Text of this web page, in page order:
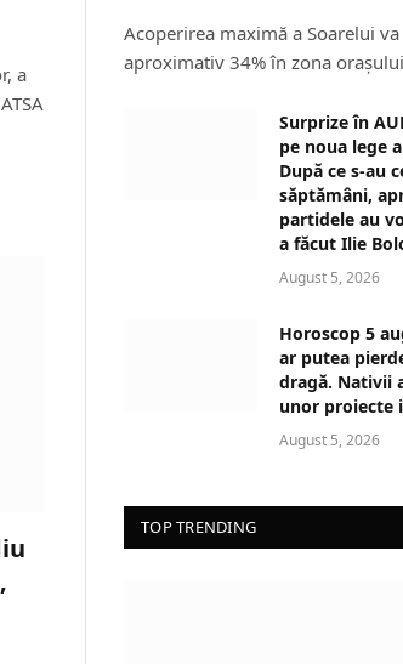
a
Acoperirea maximă a Soarelui
aproximativ 34% în zona
Surprize în
pe noua lege
După ce s-au
săptămâni,
partidele au
a făcut Ilie
August 5, 2026
Horoscop 5
ar putea
dragă. Nativii
unor proiecte
August 5, 2026
TOP TRENDING